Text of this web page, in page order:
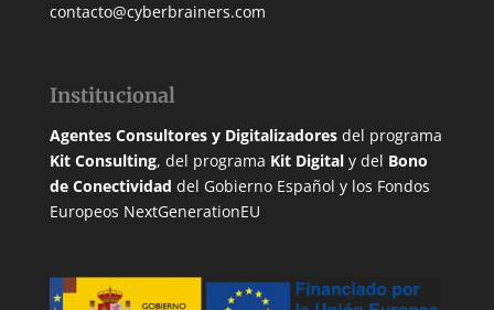
contacto@cyberbrainers.com
Institucional
Agentes Consultores y Digitalizadoresdel programa
Kit Consulting, del programa Kit Digitaly del Bono
de Conectividad del Gobierno Español y los Fondos
Europeos NextGenerationEU